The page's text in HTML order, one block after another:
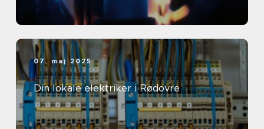
07. maj 2025
Din lokale elektriker i Rødovre